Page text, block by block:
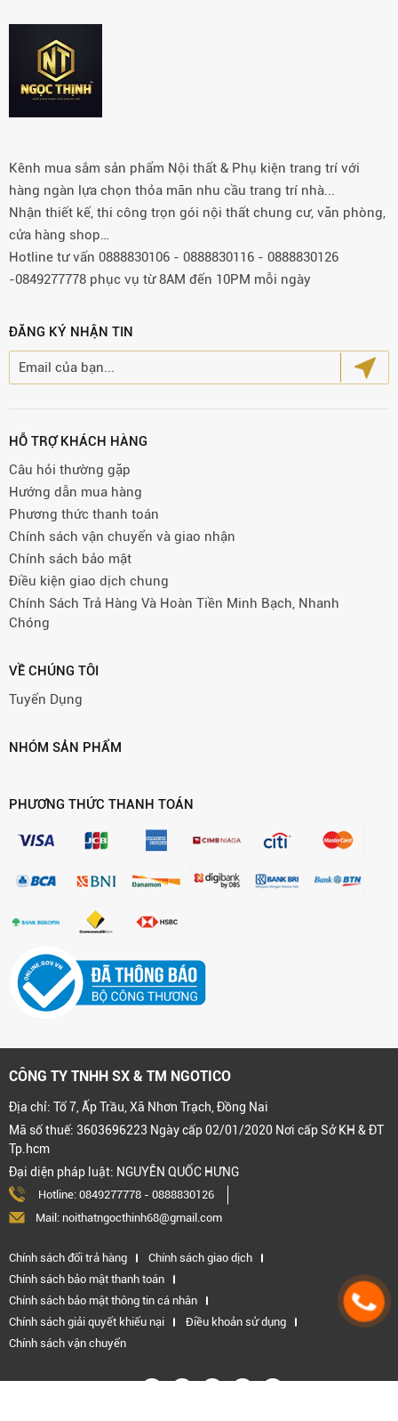
Kênh mua sắm sản phẩm Nội thất & Phụ kiện trang trí với
hàng ngàn lựa chọn thỏa mãn nhu cầu trang trí nhà...
Nhận thiết kế, thi công trọn gói nội thất chung cư, văn phòng,
cửa hàng shop…
Hotline tư vấn 0888830106 - 0888830116 - 0888830126
-0849277778 phục vụ từ 8AM đến 10PM mỗi ngày
ĐĂNG KÝ NHẬN TIN
HỖ TRỢ KHÁCH HÀNG
Câu hỏi thường gặp
Hướng dẫn mua hàng
Phương thức thanh toán
Chính sách vận chuyển và giao nhận
Chính sách bảo mật
Điều kiện giao dịch chung
Chính Sách Trả Hàng Và Hoàn Tiền Minh Bạch, Nhanh
Chóng
VỀ CHÚNG TÔI
Tuyển Dụng
NHÓM SẢN PHẨM
PHƯƠNG THỨC THANH TOÁN
CÔNG TY TNHH SX & TM NGOTICO
Địa chỉ: Tổ 7, Ấp Trầu, Xã Nhơn Trạch, Đồng Nai
Mã số thuế: 3603696223 Ngày cấp 02/01/2020 Nơi cấp Sở KH & ĐT
Tp.hcm
Đại diện pháp luật: NGUYỄN QUỐC HƯNG
Hotline: 0849277778 - 0888830126
Mail: noithatngocthinh68@gmail.com
Chính sách đổi trả hàng
Chính sách giao dịch
Chính sách bảo mật thanh toán
Chính sách bảo mật thông tin cá nhân
Chính sách giải quyết khiếu nại
Điều khoản sử dụng
Chính sách vận chuyển